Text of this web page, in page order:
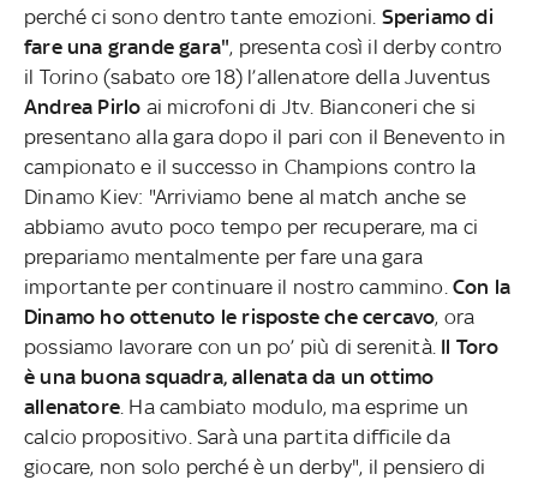
perché ci sono dentro tante emozioni. Speriamo di
fare una grande gara", presenta così il derby contro
il Torino (sabato ore 18) l’allenatore della Juventus
Andrea Pirlo ai microfoni di Jtv. Bianconeri che si
presentano alla gara dopo il pari con il Benevento in
campionato e il successo in Champions contro la
Dinamo Kiev: "Arriviamo bene al match anche se
abbiamo avuto poco tempo per recuperare, ma ci
prepariamo mentalmente per fare una gara
importante per continuare il nostro cammino. Con la
Dinamo ho ottenuto le risposte che cercavo, ora
possiamo lavorare con un po’ più di serenità. Il Toro
è una buona squadra, allenata da un ottimo
allenatore . Ha cambiato modulo, ma esprime un
calcio propositivo. Sarà una partita difficile da
giocare, non solo perché è un derby", il pensiero di